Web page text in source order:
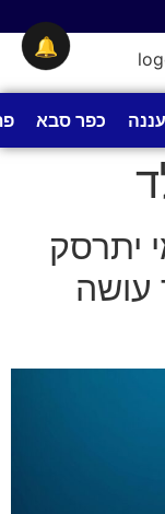
כפר סבא
יתרסק
עושה
🔔